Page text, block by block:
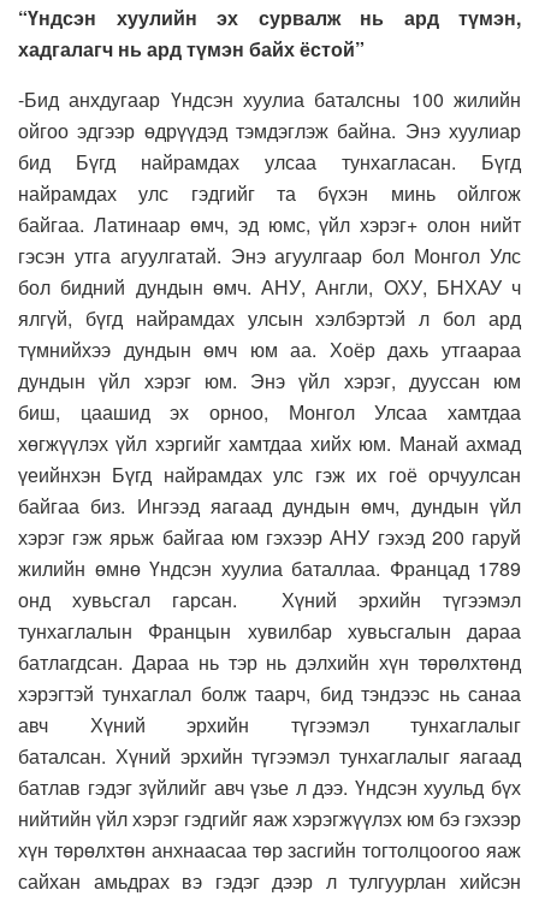
“Үндсэн хуулийн эх сурвалж нь ард түмэн,
хадгалагч нь ард түмэн байх ёстой”
-Бид анхдугаар Үндсэн хуулиа баталсны 100 жилийн
ойгоо эдгээр өдрүүдэд тэмдэглэж байна. Энэ хуулиар
бид Бүгд найрамдах улсаа тунхагласан. Бүгд
найрамдах улс гэдгийг та бүхэн минь ойлгож
байгаа. Латинаар өмч, эд юмс, үйл хэрэг+ олон нийт
гэсэн утга агуулгатай. Энэ агуулгаар бол Монгол Улс
бол бидний дундын өмч. АНУ, Англи, ОХУ, БНХАУ ч
ялгүй, бүгд найрамдах улсын хэлбэртэй л бол ард
түмнийхээ дундын өмч юм аа. Хоёр дахь утгаараа
дундын үйл хэрэг юм. Энэ үйл хэрэг, дууссан юм
биш, цаашид эх орноо, Монгол Улсаа хамтдаа
хөгжүүлэх үйл хэргийг хамтдаа хийх юм. Манай ахмад
үеийнхэн Бүгд найрамдах улс гэж их гоё орчуулсан
байгаа биз. Ингээд яагаад дундын өмч, дундын үйл
хэрэг гэж ярьж байгаа юм гэхээр АНУ гэхэд 200 гаруй
жилийн өмнө Үндсэн хуулиа баталлаа. Францад 1789
онд хувьсгал гарсан. Хүний эрхийн түгээмэл
тунхаглалын Францын хувилбар хувьсгалын дараа
батлагдсан. Дараа нь тэр нь дэлхийн хүн төрөлхтөнд
хэрэгтэй тунхаглал болж таарч, бид тэндээс нь санаа
авч Хүний эрхийн түгээмэл тунхаглалыг
баталсан. Хүний эрхийн түгээмэл тунхаглалыг яагаад
батлав гэдэг зүйлийг авч үзье л дээ. Үндсэн хуульд бүх
нийтийн үйл хэрэг гэдгийг яаж хэрэгжүүлэх юм бэ гэхээр
хүн төрөлхтөн анхнаасаа төр засгийн тогтолцоогоо яаж
сайхан амьдрах вэ гэдэг дээр л тулгуурлан хийсэн